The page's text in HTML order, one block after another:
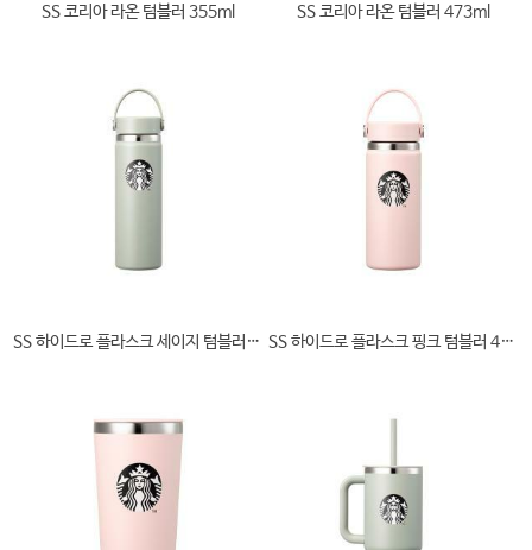
SS 코리아 라온 텀블러 355ml SS 코리아 라온 텀블러 473ml
SS 하이드로 플라스크 세이지 텀블러 591ml SS 하이드로 플라스크 핑크 텀블러 473ml